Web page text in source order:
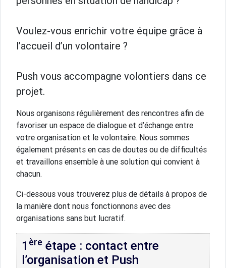
Voulez-vous enrichir votre équipe grâce à
l’accueil d’un volontaire ?
Push vous accompagne volontiers dans ce
projet.
Nous organisons régulièrement des rencontres afin de
favoriser un espace de dialogue et d’échange entre
votre organisation et le volontaire. Nous sommes
également présents en cas de doutes ou de difficultés
et travaillons ensemble à une solution qui convient à
chacun.
Ci-dessous vous trouverez plus de détails à propos de
la manière dont nous fonctionnons avec des
organisations sans but lucratif.
1 ère étape : contact entre
l’organisation et Push